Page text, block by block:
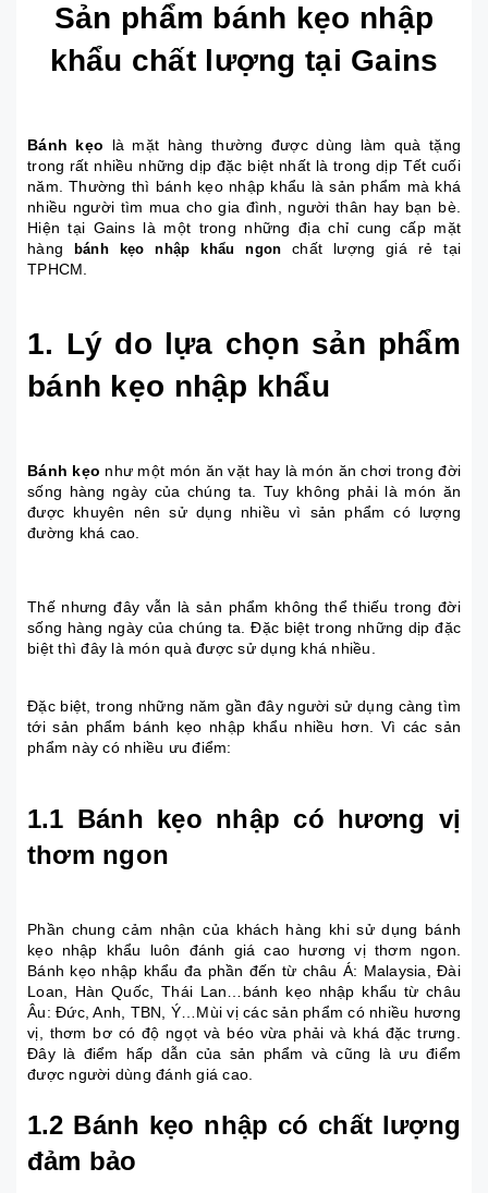
Sản phẩm bánh kẹo nhập
khẩu chất lượng tại Gains
Bánh kẹo là mặt hàng thường được dùng làm quà tặng
trong rất nhiều những dịp đặc biệt nhất là trong dịp Tết cuối
năm. Thường thì bánh kẹo nhập khẩu là sản phẩm mà khá
nhiều người tìm mua cho gia đình, người thân hay bạn bè.
Hiện tại Gains là một trong những địa chỉ cung cấp mặt
hàng
bánh kẹo nhập khẩu ngon chất lượng giá rẻ tại
TPHCM.
1. Lý do lựa chọn sản phẩm
bánh kẹo nhập khẩu
Bánh kẹo như một món ăn vặt hay là món ăn chơi trong đời
sống hàng ngày của chúng ta. Tuy không phải là món ăn
được khuyên nên sử dụng nhiều vì sản phẩm có lượng
đường khá cao.
Thế nhưng đây vẫn là sản phẩm không thể thiếu trong đời
sống hàng ngày của chúng ta. Đặc biệt trong những dịp đặc
biệt thì đây là món quà được sử dụng khá nhiều.
Đặc biệt, trong những năm gần đây người sử dụng càng tìm
tới sản phẩm bánh kẹo nhập khẩu nhiều hơn. Vì các sản
phẩm này có nhiều ưu điểm:
1.1 Bánh kẹo nhập có hương vị
thơm ngon
Phần chung cảm nhận của khách hàng khi sử dụng bánh
kẹo nhập khẩu luôn đánh giá cao hương vị thơm ngon.
Bánh kẹo nhập khẩu đa phần đến từ châu Á: Malaysia, Đài
Loan, Hàn Quốc, Thái Lan…bánh kẹo nhập khẩu từ châu
Âu: Đức, Anh, TBN, Ý…Mùi vị các sản phẩm có nhiều hương
vị, thơm bơ có độ ngọt và béo vừa phải và khá đặc trưng.
Đây là điểm hấp dẫn của sản phẩm và cũng là ưu điểm
được người dùng đánh giá cao.
1.2 Bánh kẹo nhập có chất lượng
đảm bảo